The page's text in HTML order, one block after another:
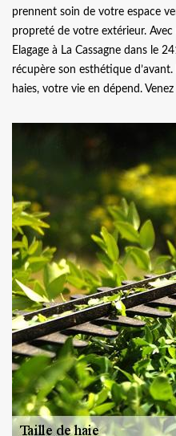
prennent soin de votre espace
propreté de votre extérieur.
Elagage à La Cassagne dans le
récupère son esthétique
haies, votre vie en dépend.